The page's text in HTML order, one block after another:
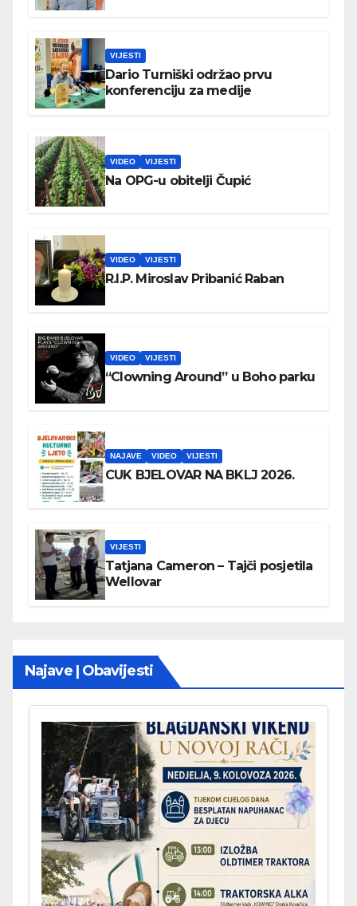
VIJESTI
Dario Turniški održao prvu
konferenciju za medije
VIDEO VIJESTI
Na OPG-u obitelji Čupić
VIDEO VIJESTI
R.I.P. Miroslav Pribanić Raban
VIDEO VIJESTI
“Clowning Around” u Boho parku
NAJAVE VIDEO VIJESTI
CUK BJELOVAR NA BKLJ 2026.
VIJESTI
Tatjana Cameron – Tajči posjetila
Wellovar
Najave | Obavijesti